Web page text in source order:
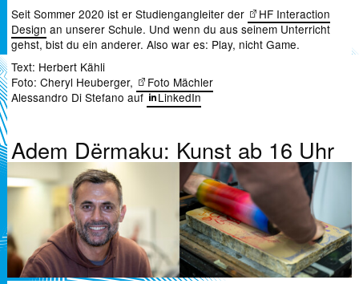
Seit Sommer 2020 ist er Studiengangleiter der
HF Interaction
Design an unserer Schule. Und wenn du aus seinem Unterricht
gehst, bist du ein anderer. Also war es: Play, nicht Game.
Text: Herbert Kähli
Foto: Cheryl Heuberger,
Foto Mächler
Alessandro Di Stefano auf
LinkedIn
Adem Dërmaku: Kunst ab 16 Uhr